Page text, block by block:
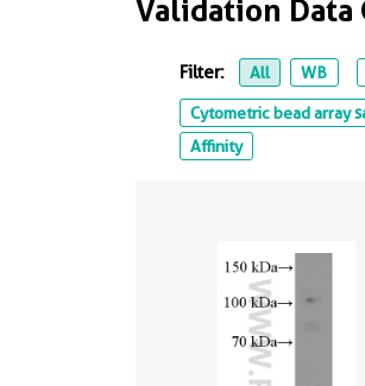
Validation Data
Filter: All WB
Cytometric bead array
Affinity